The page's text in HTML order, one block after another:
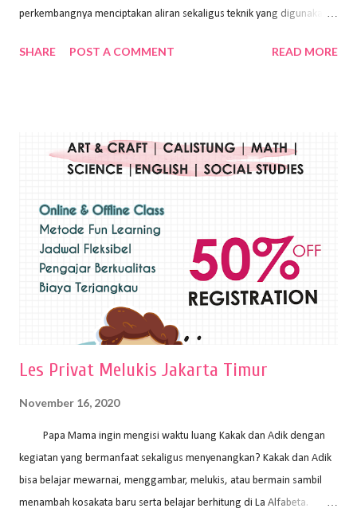
perkembangnya menciptakan aliran sekaligus teknik yang digunakan.
Wayan Kun Adnyana, teknik yang berbeda tentunya akan
menggunakan bahan dasar cat air, cat akrilik, atau cat minyak dengan
sapuan warna cat yang tebal. Dengan memberikan sapuan warna
pelukis untuk menghasilkan lukisan yang mempesona dan tentunya
bernilai tinggi. Ciri teknik plakat Ciri-ciri teknik plakat, yaitu: Sapuan
warna yang kental dan tebal. Hasil lukisan menutupi seluruh bagian
medianya Mem...
SHARE POST A COMMENT READ MORE
Les Privat Melukis Jakarta Timur
November 16, 2020
Papa Mama ingin mengisi waktu luang Kakak dan Adik dengan
kegiatan yang bermanfaat sekaligus menyenangkan? Kakak dan Adik
bisa belajar mewarnai, menggambar, melukis, atau bermain sambil
menambah kosakata baru serta belajar berhitung di La Alfabeta.